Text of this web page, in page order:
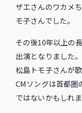
ザエさんのワカメ
モ子さんでした。
その後10年以上の
出演となりました。
松島トモ子さんが
CMソングは首都圏
ではないかもしれま